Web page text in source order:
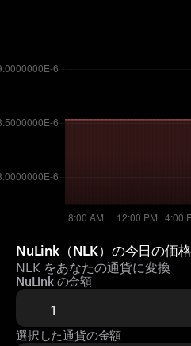
NuLink（NLK）の今日の価
NLK をあなたの通貨に変換
NuLink の金額
選択した通貨の金額